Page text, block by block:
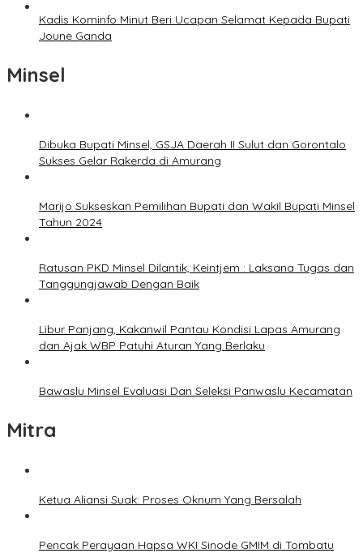
Kadis Kominfo Minut Beri Ucapan Selamat Kepada Bupati
Joune Ganda
Minsel
Dibuka Bupati Minsel, GSJA Daerah II Sulut dan Gorontalo
Sukses Gelar Rakerda di Amurang
Marijo Sukseskan Pemilihan Bupati dan Wakil Bupati Minsel
Tahun 2024
Ratusan PKD Minsel Dilantik, Keintjem : Laksana Tugas dan
Tanggungjawab Dengan Baik
Libur Panjang, Kakanwil Pantau Kondisi Lapas Amurang
dan Ajak WBP Patuhi Aturan Yang Berlaku
Bawaslu Minsel Evaluasi Dan Seleksi Panwaslu Kecamatan
Mitra
Ketua Aliansi Suak: Proses Oknum Yang Bersalah
Pencak Perayaan Hapsa WKI Sinode GMIM di Tombatu